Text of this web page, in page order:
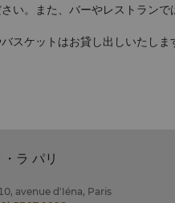
さい。また、バーやレストラン
スケットはお貸し出しいたしま
ラ パリ
avenue d'Iéna, Paris